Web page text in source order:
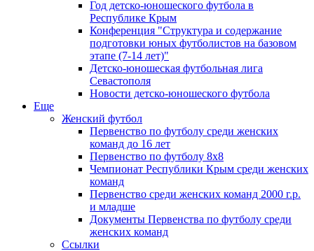
Год детско-юношеского футбола в
Республике Крым
Конференция "Структура и содержание
подготовки юных футболистов на базовом
этапе (7-14 лет)"
Детско-юношеская футбольная лига
Севастополя
Новости детско-юношеского футбола
Еще
Женский футбол
Первенство по футболу среди женских
команд до 16 лет
Первенство по футболу 8х8
Чемпионат Республики Крым среди женских
команд
Первенство среди женских команд 2000 г.р.
и младше
Документы Первенства по футболу среди
женских команд
Ссылки